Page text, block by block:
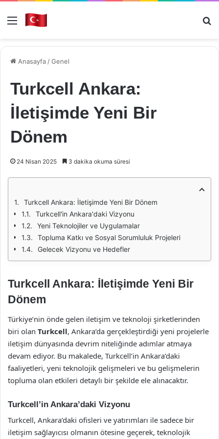
Menü
Anasayfa /Genel
Turkcell Ankara:
İletişimde Yeni Bir
Dönem
24 Nisan 2025 3 dakika okuma süresi
Turkcell Ankara: İletişimde Yeni Bir Dönem
Turkcell'in Ankara'daki Vizyonu
Yeni Teknolojiler ve Uygulamalar
Topluma Katkı ve Sosyal Sorumluluk Projeleri
Gelecek Vizyonu ve Hedefler
Turkcell Ankara: İletişimde Yeni Bir
Dönem
Türkiye’nin önde gelen iletişim ve teknoloji şirketlerinden
biri olan Turkcell, Ankara’da gerçekleştirdiği yeni projelerle
iletişim dünyasında devrim niteliğinde adımlar atmaya
devam ediyor. Bu makalede, Turkcell’in Ankara’daki
faaliyetleri, yeni teknolojik gelişmeleri ve bu gelişmelerin
topluma olan etkileri detaylı bir şekilde ele alınacaktır.
Turkcell’in Ankara’daki Vizyonu
Turkcell, Ankara’daki ofisleri ve yatırımları ile sadece bir
iletişim sağlayıcısı olmanın ötesine geçerek, teknolojik